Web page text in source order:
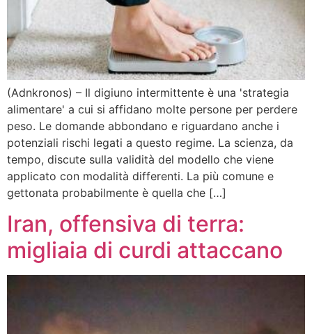
(Adnkronos) – Il digiuno intermittente è una 'strategia
alimentare' a cui si affidano molte persone per perdere
peso. Le domande abbondano e riguardano anche i
potenziali rischi legati a questo regime. La scienza, da
tempo, discute sulla validità del modello che viene
applicato con modalità differenti. La più comune e
gettonata probabilmente è quella che […]
Iran, offensiva di terra:
migliaia di curdi attaccano